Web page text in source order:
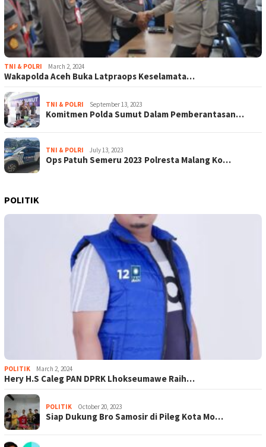
TNI & POLRI March 2, 2024
Wakapolda Aceh Buka Latpraops Keselamata…
TNI & POLRI September 13, 2023
Komitmen Polda Sumut Dalam Pemberantasan…
TNI & POLRI July 13, 2023
Ops Patuh Semeru 2023 Polresta Malang Ko…
POLITIK
POLITIK March 2, 2024
Hery H.S Caleg PAN DPRK Lhokseumawe Raih…
POLITIK October 20, 2023
Siap Dukung Bro Samosir di Pileg Kota Mo…